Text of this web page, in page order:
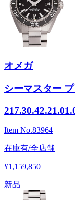
オメガ
シーマスター
Item No.83964
在庫有/全店舗
¥1,159,850
新品